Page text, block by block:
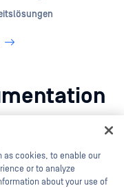
MetaDefender Optical
implement, and
as cookies, to enable our
or to analyze
about your use of
virtual assistant.
what's critical